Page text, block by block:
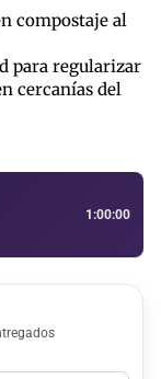
compostaje al
para regularizar
cercanías del
1:00:00